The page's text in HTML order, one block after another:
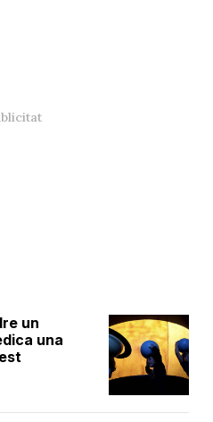
un
una